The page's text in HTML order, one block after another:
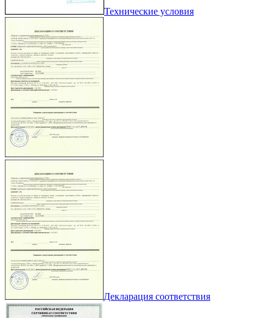
Технические условия
Декларация соответствия